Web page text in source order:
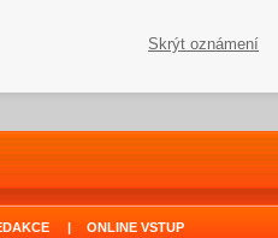
Skrýt oznámení
| ONLINE VSTUP